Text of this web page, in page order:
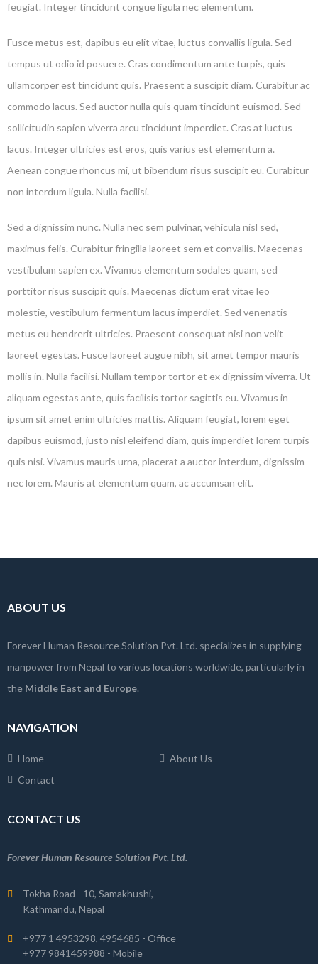
feugiat. Integer tincidunt congue ligula nec elementum.
Fusce metus est, dapibus eu elit vitae, luctus convallis ligula. Sed
tempus ut odio id posuere. Cras condimentum ante turpis, quis
ullamcorper est tincidunt quis. Praesent a suscipit diam. Curabitur ac
commodo lacus. Sed auctor nulla quis quam tincidunt euismod. Sed
sollicitudin sapien viverra arcu tincidunt imperdiet. Cras at luctus
lacus. Integer ultricies est eros, quis varius est elementum a.
Aenean congue rhoncus mi, ut bibendum risus suscipit eu. Curabitur
non interdum ligula. Nulla facilisi.
Sed a dignissim nunc. Nulla nec sem pulvinar, vehicula nisl sed,
maximus felis. Curabitur fringilla laoreet sem et convallis. Maecenas
vestibulum sapien ex. Vivamus elementum sodales quam, sed
porttitor risus suscipit quis. Maecenas dictum erat vitae leo
molestie, vestibulum fermentum lacus imperdiet. Sed venenatis
metus eu hendrerit ultricies. Praesent consequat nisi non velit
laoreet egestas. Fusce laoreet augue nibh, sit amet tempor mauris
mollis in. Nulla facilisi. Nullam tempor tortor et ex dignissim viverra. Ut
aliquam egestas ante, quis facilisis tortor sagittis eu. Vivamus in
ipsum sit amet enim ultricies mattis. Aliquam feugiat, lorem eget
dapibus euismod, justo nisl eleifend diam, quis imperdiet lorem turpis
quis nisi. Vivamus mauris urna, placerat a auctor interdum, dignissim
nec lorem. Mauris at elementum quam, ac accumsan elit.
ABOUT US
Forever Human Resource Solution Pvt. Ltd. specializes in supplying
manpower from Nepal to various locations worldwide, particularly in
the Middle East and Europe.
NAVIGATION
Home
About Us
Contact
CONTACT US
Forever Human Resource Solution Pvt. Ltd.
Tokha Road - 10, Samakhushi,
Kathmandu, Nepal
+977 1 4953298, 4954685 - Office
+977 9841459988 - Mobile